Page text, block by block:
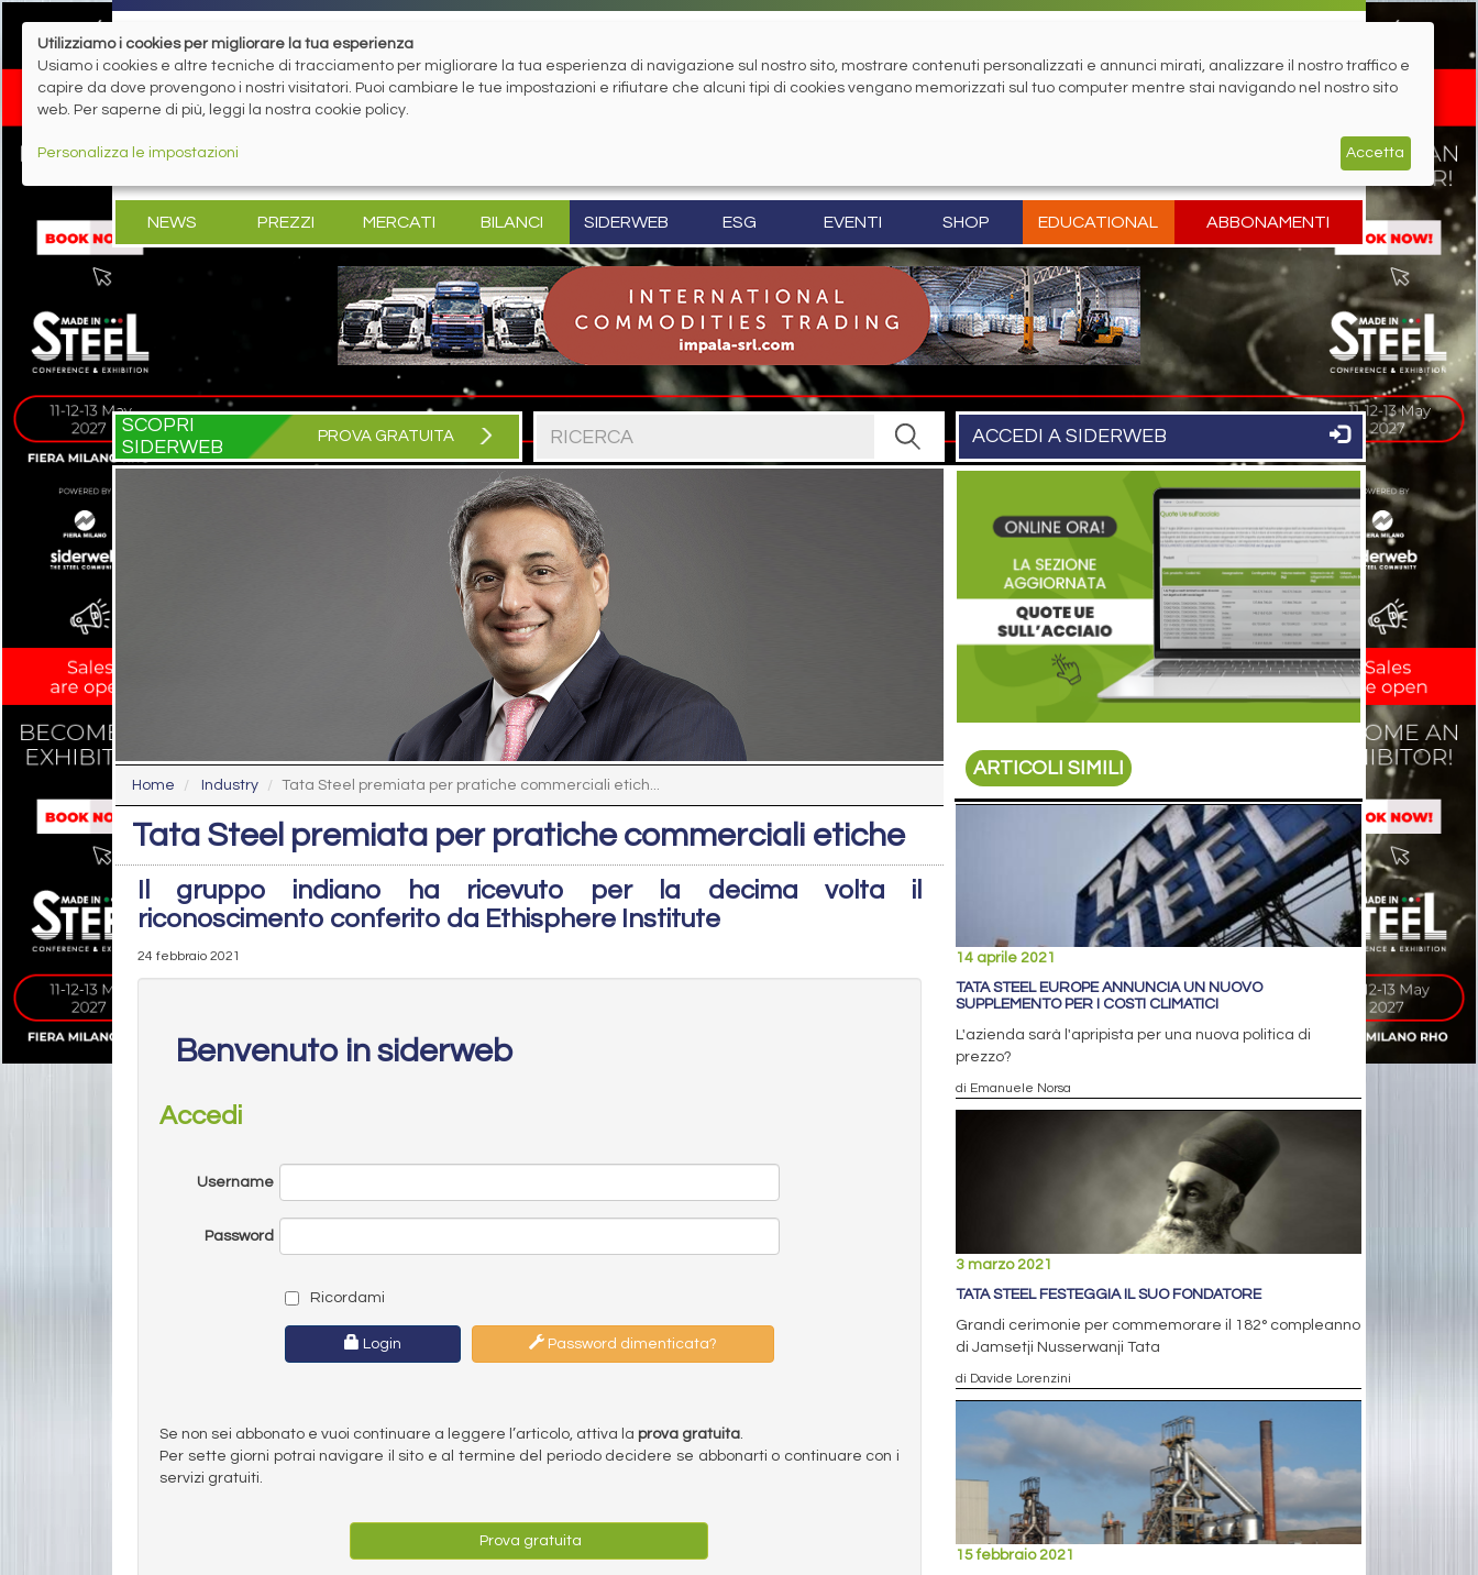
NEWS PREZZI MERCATI BILANCI SIDERWEB ESG EVENTI SHOP EDUCATIONAL ABBONAMENTI
SCOPRI
SIDERWEB
PROVA GRATUITA ACCEDI A SIDERWEB
Home Industry Tata Steel premiata per pratiche commerciali etich...
Tata Steel premiata per pratiche commerciali etiche
Il gruppo indiano ha ricevuto per la decima volta il
riconoscimento conferito da Ethisphere Institute
24 febbraio 2021
Benvenuto in siderweb
Accedi
Username
Password
Ricordami
Login Password dimenticata?
Se non sei abbonato e vuoi continuare a leggere l’articolo, attiva la prova gratuita.
Per sette giorni potrai navigare il sito e al termine del periodo decidere se abbonarti o continuare con i
servizi gratuiti.
Prova gratuita
ARTICOLI SIMILI
14 aprile 2021
TATA STEEL EUROPE ANNUNCIA UN NUOVO
SUPPLEMENTO PER I COSTI CLIMATICI
L'azienda sarà l'apripista per una nuova politica di
prezzo?
di Emanuele Norsa
3 marzo 2021
TATA STEEL FESTEGGIA IL SUO FONDATORE
Grandi cerimonie per commemorare il 182° compleanno
di Jamsetji Nusserwanji Tata
di Davide Lorenzini
15 febbraio 2021
Utilizziamo i cookies per migliorare la tua esperienza
Usiamo i cookies e altre tecniche di tracciamento per migliorare la tua esperienza di navigazione sul nostro sito, mostrare contenuti personalizzati e annunci mirati, analizzare il nostro traffico e
capire da dove provengono i nostri visitatori. Puoi cambiare le tue impostazioni e rifiutare che alcuni tipi di cookies vengano memorizzati sul tuo computer mentre stai navigando nel nostro sito
web. Per saperne di più, leggi la nostra cookie policy.
Personalizza le impostazioni Accetta